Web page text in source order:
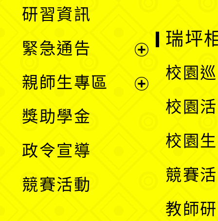
單
選
單
研習資訊
緊急通告
親師生專區
獎助學金
政令宣導
競賽活動
瑞坪
校園
校園
校園
競賽
教師